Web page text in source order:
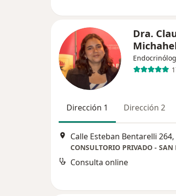
Dra.
Dirección 1 Dirección 2
Calle Esteban Bentarelli
CONSULTORIO PRIVADO - SAN
Consulta online